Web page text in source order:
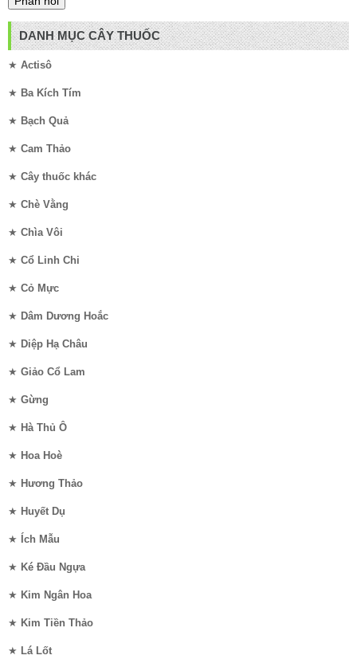
DANH MỤC CÂY THUỐC
★ Actisô
★ Ba Kích Tím
★ Bạch Quả
★ Cam Thảo
★ Cây thuốc khác
★ Chè Vằng
★ Chìa Vôi
★ Cổ Linh Chi
★ Cỏ Mực
★ Dâm Dương Hoắc
★ Diệp Hạ Châu
★ Giảo Cổ Lam
★ Gừng
★ Hà Thủ Ô
★ Hoa Hoè
★ Hương Thảo
★ Huyết Dụ
★ Ích Mẫu
★ Ké Đầu Ngựa
★ Kim Ngân Hoa
★ Kim Tiền Thảo
★ Lá Lốt